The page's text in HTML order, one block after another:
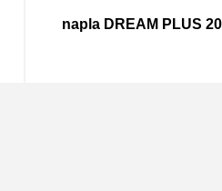
napla DREAM PLUS